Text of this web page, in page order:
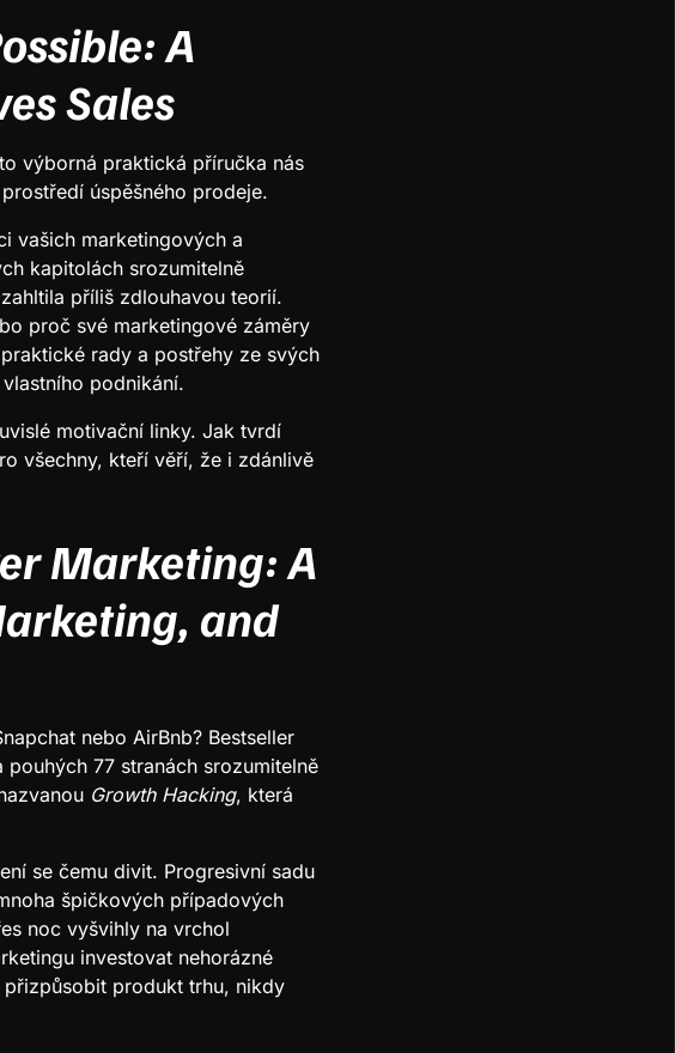
A
Sales
výborná praktická příručka nás
úspěšného prodeje.
vašich marketingových a
kapitolách srozumitelně
příliš zdlouhavou teorií.
proč své marketingové záměry
rady a postřehy ze svých
podnikání.
motivační linky. Jak tvrdí
všechny, kteří věří, že i zdánlivě
Marketing: A
and
nebo AirBnb? Bestseller
77 stranách srozumitelně
Growth Hacking, která
se čemu divit. Progresivní sadu
špičkových případových
noc vyšvihly na vrchol
investovat nehorázné
produkt trhu, nikdy